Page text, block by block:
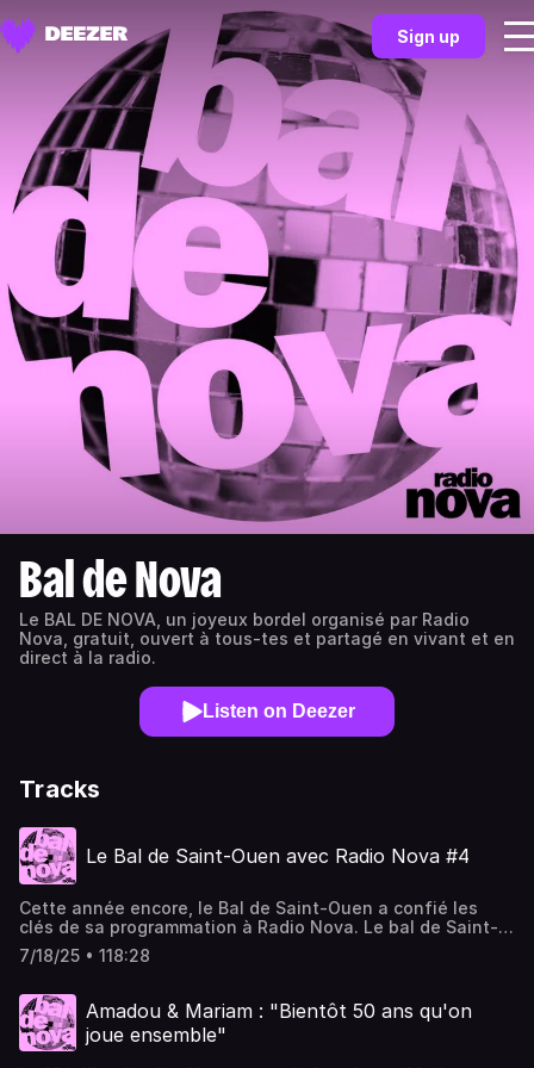
Sign up
Bal de Nova
Le BAL DE NOVA, un joyeux bordel organisé par Radio
Nova, gratuit, ouvert à tous-tes et partagé en vivant et en
direct à la radio.
Listen on Deezer
Tracks
Le Bal de Saint-Ouen avec Radio Nova #4
Cette année encore, le Bal de Saint-Ouen a confié les
clés de sa programmation à Radio Nova. Le bal de Saint-
Ouen avec Radio Nova, c'était plus de cinq heures
d’émission avec de nombreux acteurs audoniens qui
manière. C’est désormais un rituel chaque été, le Bal de
Saint-Ouen nous a une nouvelle fois confié les clés de sa
programmation musicale. Et pour cette quatrième édition,
7/18/25 • 118:28
Amadou & Mariam : "Bientôt 50 ans qu'on
joue ensemble"